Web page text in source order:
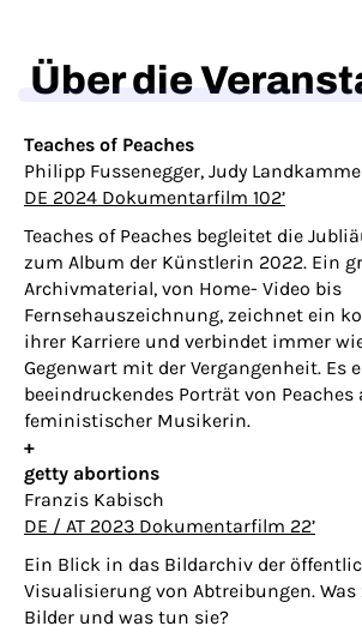
Über die
Teaches of Peaches
Philipp Fussenegger, Judy
DE 2024 Dokumentarfilm 102’
Teaches of Peaches begleitet die
zum Album der Künstlerin 2022. Ein
Archivmaterial, von Home- Video bis
Fernsehauszeichnung, zeichnet ein
ihrer Karriere und verbindet immer
Gegenwart mit der Vergangenheit. Es
beeindruckendes Porträt von Peaches
feministischer Musikerin.
+
getty abortions
Franzis Kabisch
DE / AT 2023 Dokumentarfilm 22’
Ein Blick in das Bildarchiv der
Visualisierung von Abtreibungen. Was
Bilder und was tun sie?